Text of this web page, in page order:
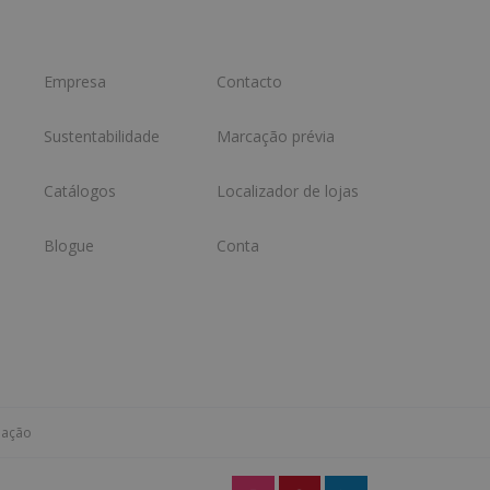
Empresa
Sustentabilidade
Catálogos
Blogue
Contacto
Marcação prévia
Localizador de lojas
Conta